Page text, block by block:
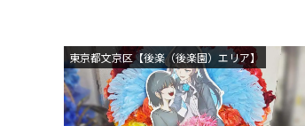
東京都文京区【後楽（後楽園）エリア】